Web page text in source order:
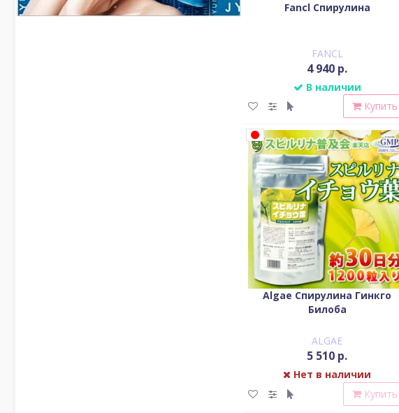
Fancl Спирулина
FANCL
4 940 р.
В наличии
Купить
Algae Спирулина Гинкго
Билоба
ALGAE
5 510 р.
Нет в наличии
Купить